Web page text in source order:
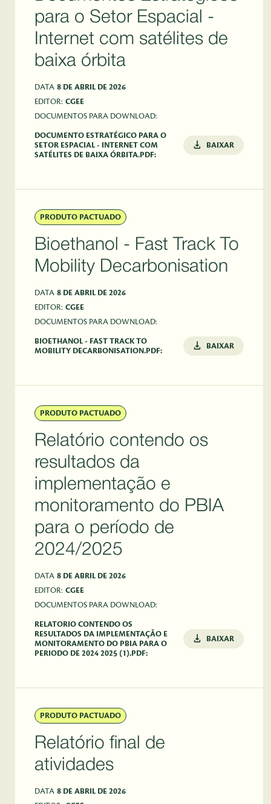
para o Setor Espacial -
Internet com satélites de
baixa órbita
DATA 8 DE ABRIL DE 2026
EDITOR: CGEE
DOCUMENTOS PARA DOWNLOAD:
DOCUMENTO ESTRATÉGICO PARA O
SETOR ESPACIAL - INTERNET COM
SATÉLITES DE BAIXA ÓRBITA.PDF:
BAIXAR
PRODUTO PACTUADO
Bioethanol - Fast Track To
Mobility Decarbonisation
DATA 8 DE ABRIL DE 2026
EDITOR: CGEE
DOCUMENTOS PARA DOWNLOAD:
BIOETHANOL - FAST TRACK TO
MOBILITY DECARBONISATION.PDF:
BAIXAR
PRODUTO PACTUADO
Relatório contendo os
resultados da
implementação e
monitoramento do PBIA
para o período de
2024/2025
DATA 8 DE ABRIL DE 2026
EDITOR: CGEE
DOCUMENTOS PARA DOWNLOAD:
RELATORIO CONTENDO OS
RESULTADOS DA IMPLEMENTAÇÃO E
MONITORAMENTO DO PBIA PARA O
PERIODO DE 2024 2025 (1).PDF:
BAIXAR
PRODUTO PACTUADO
Relatório final de
atividades
DATA 8 DE ABRIL DE 2026